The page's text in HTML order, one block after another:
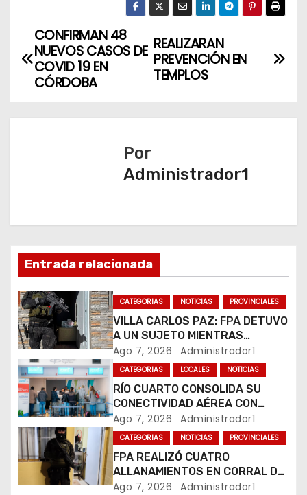
N
a
ó
n
d
e
e
n
t
REALIZARAN
PREVENCIÓN EN
TEMPLOS
CONFIRMAN 48
NUEVOS CASOS DE
COVID 19 EN
CÓRDOBA
Por
Administrador1
Entrada relacionada
CATEGORIAS NOTICIAS PROVINCIALES
VILLA CARLOS PAZ: FPA DETUVO
A UN SUJETO MIENTRAS
COMERCIALIZABA COCAÍNA Y
MARIHUANA EN UNA PLAZA
Ago 7, 2026 Administrador1
CATEGORIAS LOCALES NOTICIAS
RÍO CUARTO CONSOLIDA SU
CONECTIVIDAD AÉREA CON
CUATRO VUELOS SEMANALES A
BUENOS AIRES
Ago 7, 2026 Administrador1
CATEGORIAS NOTICIAS PROVINCIALES
FPA REALIZÓ CUATRO
ALLANAMIENTOS EN CORRAL DE
BUSTOS-IFFLINGER
Ago 7, 2026 Administrador1